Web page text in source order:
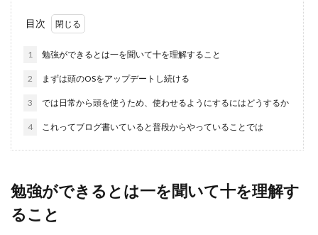
目次
1 勉強ができるとは一を聞いて十を理解すること
2 まずは頭のOSをアップデートし続ける
3 では日常から頭を使うため、使わせるようにするにはどうするか
4 これってブログ書いていると普段からやっていることでは
勉強ができるとは一を聞いて十を理解す
ること